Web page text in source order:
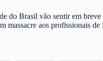
do Brasil vão sentir em
massacre aos profissionais